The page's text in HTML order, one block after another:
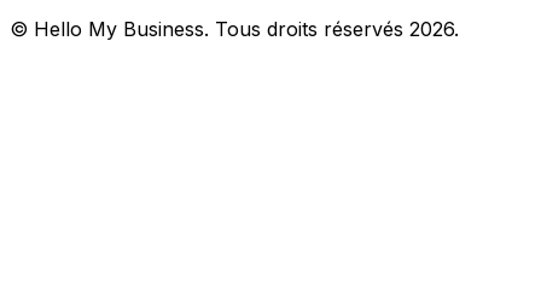
© Hello My Business. Tous droits réservés 2026.